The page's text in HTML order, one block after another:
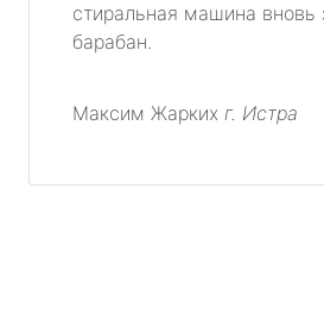
стиральная машина вновь
барабан.
Максим Жарких г. Истра